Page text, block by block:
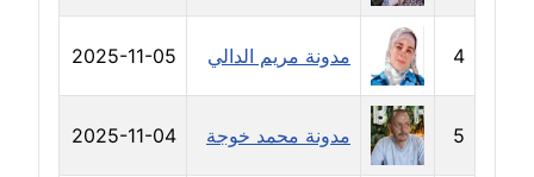
مدونة خالد الخطيب
مدونة خالد العامري
معلق
4 مدونة مريم الدالي 2025-11-05
5 مدونة محمد خوجة 2025-11-04